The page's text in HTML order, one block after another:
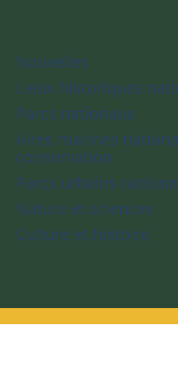
Nouvelles
Lieux historiques
Parcs nationaux
Aires marines
conservation
Parcs urbains
Nature et sciences
Culture et histoire